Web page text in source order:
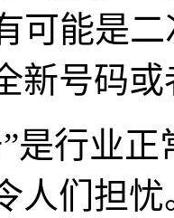
可能是
新号码
行业正
人们担